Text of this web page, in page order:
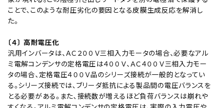
ことで、このような耐圧劣化の要因となる皮膜生成反応を解消し
た。
〔４〕 高耐電圧化
汎用インバータは、ＡＣ２００Ｖ三相入力モータの場合、必要なアル
ミ電解コンデンサの定格電圧は４００Ｖ、ＡＣ４００Ｖ三相入力モー
タの場合、定格電圧４００Ｖ品のシリーズ接続が一般的となってい
る。シリーズ接続では、ブリーダ抵抗による製品間の電圧バランスを
とる必要がある。また、接続数が増えるほど負荷バランスは崩れや